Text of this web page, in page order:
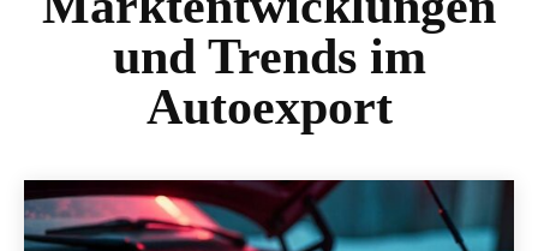
und Trends im
Autoexport